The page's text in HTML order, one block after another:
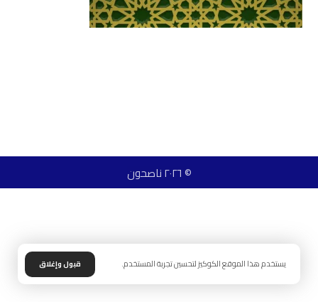
© ٢٠٢٦ ناصحون
يستخدم هذا الموقع الكوكيز لتحسين تجربة المستخدم. قبول وإغلاق